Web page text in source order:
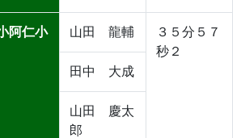
阿仁小 山田 龍輔
３５分５７
秒２
田中 大成
山田 慶太
郎